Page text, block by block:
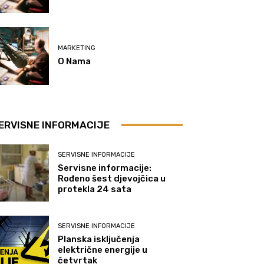
MARKETING
O Nama
INFORMACIJE
SERVISNE INFORMACIJE
Servisne informacije:
Rođeno šest djevojčica u
protekla 24 sata
SERVISNE INFORMACIJE
Planska isključenja
električne energije u
četvrtak